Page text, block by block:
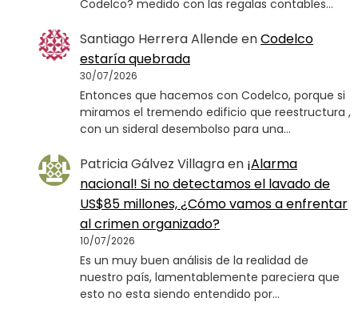
Codelco? medido con las regalas contables…
Santiago Herrera AllendeenCodelco
estaría quebrada
30/07/2026
Entonces que hacemos con Codelco, porque si
miramos el tremendo edificio que reestructura ,
con un sideral desembolso para una…
Patricia Gálvez Villagraen ¡Alarma
nacional! Si no detectamos el lavado de
US$85 millones, ¿Cómo vamos a enfrentar
al crimen organizado?
10/07/2026
Es un muy buen análisis de la realidad de
nuestro país, lamentablemente pareciera que
esto no esta siendo entendido por…